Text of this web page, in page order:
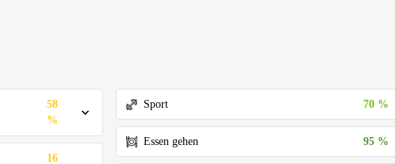
58
%
16
Sport 70 %
Essen gehen 95 %